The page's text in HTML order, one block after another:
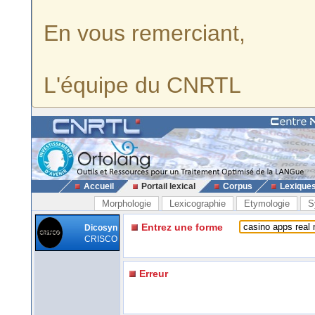
En vous remerciant,
L'équipe du CNRTL
Accueil Portail lexical Corpus
Morphologie Lexicographie Etymologie
Dicosyn
CRISCO
Entrez une forme
Erreur